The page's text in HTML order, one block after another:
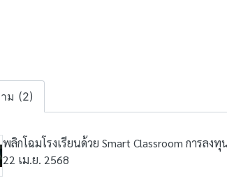
ม (2)
พลิกโฉมโรงเรียนด้วย Smart Classroom การลง
22 เม.ย. 2568